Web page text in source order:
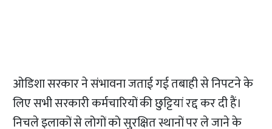
ओडिशा सरकार ने संभावना जताई गई तबाही से निपटने के
लिए सभी सरकारी कर्मचारियों की छुट्टियां रद्द कर दी हैं।
निचले इलाकों से लोगों को सुरक्षित स्थानों पर ले जाने के